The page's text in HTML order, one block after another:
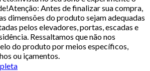
Antes de finalizar sua compra,
dimensões do produto sejam adequadas
pelos elevadores, portas, escadas e
Ressaltamos que não nos
do produto por meios específicos,
ou içamentos.